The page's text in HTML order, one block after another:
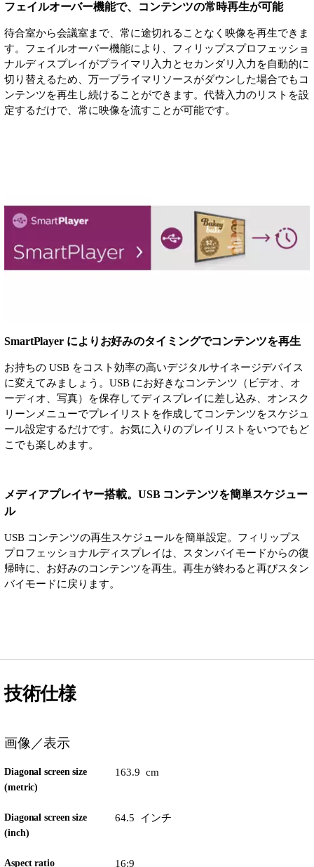
フェイルオーバー機能で、コンテンツの常時再生が可能
待合室から会議室まで、常に途切れることなく映像を再生できま
す。フェイルオーバー機能により、フィリップスプロフェッショ
ナルディスプレイがプライマリ入力とセカンダリ入力を自動的に
切り替えるため、万一プライマリソースがダウンした場合でもコ
ンテンツを再生し続けることができます。代替入力のリストを設
定するだけで、常に映像を流すことが可能です。
SmartPlayer によりお好みのタイミングでコンテンツを再生
お持ちの USB をコスト効率の高いデジタルサイネージデバイス
に変えてみましょう。USB にお好きなコンテンツ（ビデオ、オ
ーディオ、写真）を保存してディスプレイに差し込み、オンスク
リーンメニューでプレイリストを作成してコンテンツをスケジュ
ール設定するだけです。お気に入りのプレイリストをいつでもど
こでも楽しめます。
メディアプレイヤー搭載。USB コンテンツを簡単スケジュー
ル
USB コンテンツの再生スケジュールを簡単設定。フィリップス
プロフェッショナルディスプレイは、スタンバイモードからの復
帰時に、お好みのコンテンツを再生。再生が終わると再びスタン
バイモードに戻ります。
技術仕様
画像／表示
Diagonal screen size
(metric)
163.9 cm
Diagonal screen size
(inch)
64.5 インチ
Aspect ratio 16:9